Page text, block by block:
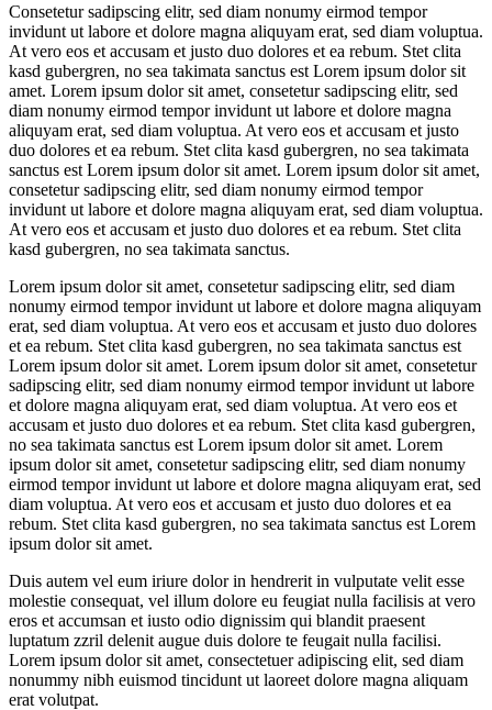
Consetetur sadipscing elitr, sed diam nonumy eirmod tempor
invidunt ut labore et dolore magna aliquyam erat, sed diam voluptua.
At vero eos et accusam et justo duo dolores et ea rebum. Stet clita
kasd gubergren, no sea takimata sanctus est Lorem ipsum dolor sit
amet. Lorem ipsum dolor sit amet, consetetur sadipscing elitr, sed
diam nonumy eirmod tempor invidunt ut labore et dolore magna
aliquyam erat, sed diam voluptua. At vero eos et accusam et justo
duo dolores et ea rebum. Stet clita kasd gubergren, no sea takimata
sanctus est Lorem ipsum dolor sit amet. Lorem ipsum dolor sit amet,
consetetur sadipscing elitr, sed diam nonumy eirmod tempor
invidunt ut labore et dolore magna aliquyam erat, sed diam voluptua.
At vero eos et accusam et justo duo dolores et ea rebum. Stet clita
kasd gubergren, no sea takimata sanctus.
Lorem ipsum dolor sit amet, consetetur sadipscing elitr, sed diam
nonumy eirmod tempor invidunt ut labore et dolore magna aliquyam
erat, sed diam voluptua. At vero eos et accusam et justo duo dolores
et ea rebum. Stet clita kasd gubergren, no sea takimata sanctus est
Lorem ipsum dolor sit amet. Lorem ipsum dolor sit amet, consetetur
sadipscing elitr, sed diam nonumy eirmod tempor invidunt ut labore
et dolore magna aliquyam erat, sed diam voluptua. At vero eos et
accusam et justo duo dolores et ea rebum. Stet clita kasd gubergren,
no sea takimata sanctus est Lorem ipsum dolor sit amet. Lorem
ipsum dolor sit amet, consetetur sadipscing elitr, sed diam nonumy
eirmod tempor invidunt ut labore et dolore magna aliquyam erat, sed
diam voluptua. At vero eos et accusam et justo duo dolores et ea
rebum. Stet clita kasd gubergren, no sea takimata sanctus est Lorem
ipsum dolor sit amet.
Duis autem vel eum iriure dolor in hendrerit in vulputate velit esse
molestie consequat, vel illum dolore eu feugiat nulla facilisis at vero
eros et accumsan et iusto odio dignissim qui blandit praesent
luptatum zzril delenit augue duis dolore te feugait nulla facilisi.
Lorem ipsum dolor sit amet, consectetuer adipiscing elit, sed diam
nonummy nibh euismod tincidunt ut laoreet dolore magna aliquam
erat volutpat.